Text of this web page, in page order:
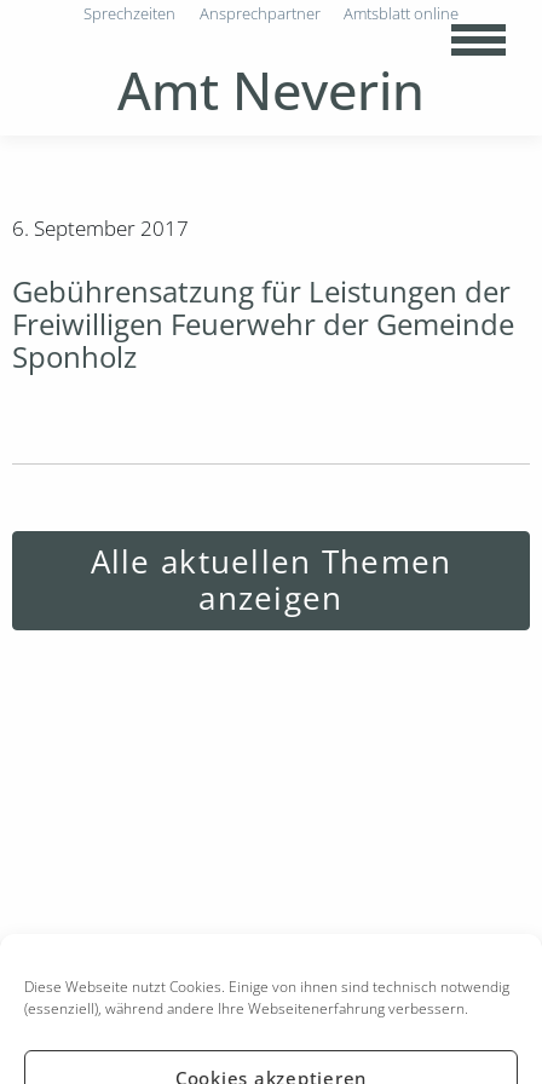
Diese Webseite nutzt Cookies. Einige von ihnen sind technisch notwendig
(essenziell), während andere Ihre Webseitenerfahrung verbessern.
Cookies akzeptieren
Amt Neverin
Sprechzeiten Ansprechpartner Amtsblatt online
6. September 2017
Gebührensatzung für Leistungen der
Freiwilligen Feuerwehr der Gemeinde
Sponholz
Alle aktuellen Themen
anzeigen